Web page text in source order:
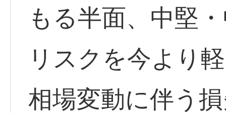
もる半面、中堅
リスクを今より
相場変動に伴う